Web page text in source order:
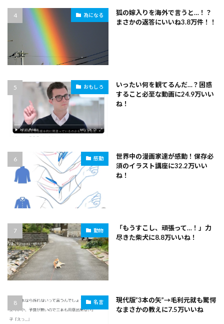
為になる
狐の嫁入りを海外で言うと…！？
まさかの返答にいいね3.8万件！！
おもしろ
いったい何を観てるんだ…？困惑
すること必至な動画に24.9万いい
ね！
感動
世界中の漫画家達が感動！保存必
須のイラスト講座に32.2万いい
ね！
動物
「もうすこし、頑張って…！」力
尽きた柴犬に8.8万いいね！
名言
現代版”3本の矢”→毛利元就も驚愕
なまさかの教えに7.5万いいね